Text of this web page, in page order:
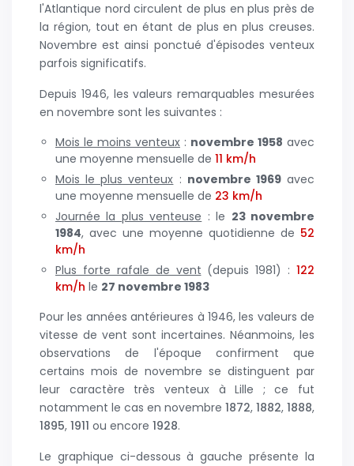
l'Atlantique nord circulent de plus en plus près de
la région, tout en étant de plus en plus creuses.
Novembre est ainsi ponctué d'épisodes venteux
parfois significatifs.
Depuis 1946, les valeurs remarquables mesurées
en novembre sont les suivantes :
Mois le moins venteux : novembre 1958 avec
une moyenne mensuelle de 11 km/h
Mois le plus venteux : novembre 1969avec
une moyenne mensuelle de 23 km/h
Journée la plus venteuse : le 23 novembre
1984, avec une moyenne quotidienne de 52
km/h
Plus forte rafale de vent (depuis 1981) : 122
km/h le 27 novembre 1983
Pour les années antérieures à 1946, les valeurs de
vitesse de vent sont incertaines. Néanmoins, les
observations de l'époque confirment que
certains mois de novembre se distinguent par
leur caractère très venteux à Lille ; ce fut
notamment le cas en novembre 1872, 1882, 1888,
1895, 1911 ou encore 1928.
Le graphique ci-dessous à gauche présente la